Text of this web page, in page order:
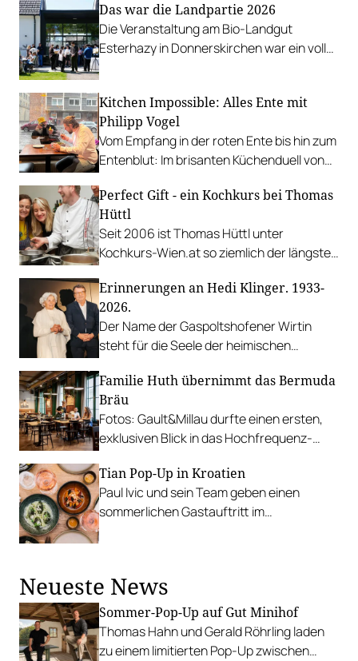
Das war die Landpartie 2026
Die Veranstaltung am Bio-Landgut
Esterhazy in Donnerskirchen war ein voller
Kitchen Impossible: Alles Ente mit
Philipp Vogel
Vom Empfang in der roten Ente bis hin zum
Entenblut: Im brisanten Küchenduell von
Mittelpunkt.
Perfect Gift - ein Kochkurs bei Thomas
Hüttl
Seit 2006 ist Thomas Hüttl unter
Kochkurs-Wien.at so ziemlich der längste
seinen Wochenend-Kochkursen mit
gemeinsamen Naschmarkt-Einkauf aus
dem allgemeinen Angebot heraus.
Erinnerungen an Hedi Klinger. 1933-
2026.
Der Name der Gaspoltshofener Wirtin
steht für die Seele der heimischen
Hedwig Breuer.
Familie Huth übernimmt das Bermuda
Bräu
Fotos: Gault&Millau durfte einen ersten,
exklusiven Blick in das Hochfrequenz-
Name: Ottakringer Zapfmeisterei.
Tian Pop-Up in Kroatien
Paul Ivic und sein Team geben einen
sommerlichen Gastauftritt im
Bio-Gemüse.
Neueste News
Sommer-Pop-Up auf Gut Minihof
Thomas Hahn und Gerald Röhrling laden
zu einem limitierten Pop-Up zwischen